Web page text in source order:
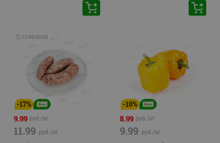
🕘 12:00-20:00
-17%
9.99 руб./кг
11.99 руб./кг
-10%
8.99 руб./кг
9.99 руб./кг